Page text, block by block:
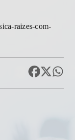
raizes-com-